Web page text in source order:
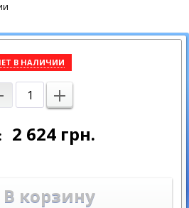
В НАЛИЧИИ
2 624 грн.
В корзину